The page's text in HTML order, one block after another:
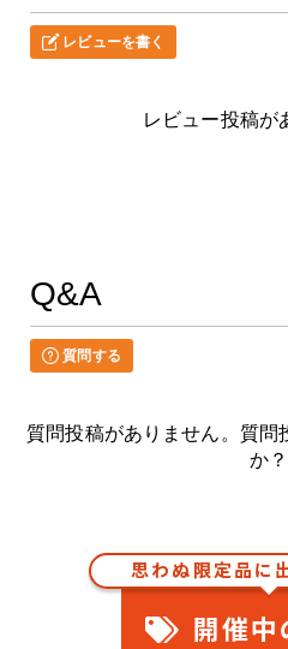
レビューを書く
レビュー投稿が
Q&A
質問する
質問投稿がありません。質問
か？
思わぬ限定品に
開催中